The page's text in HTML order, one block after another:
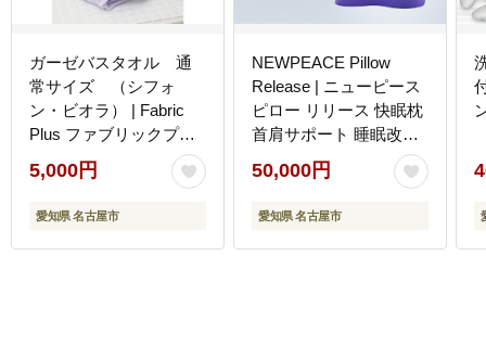
ガーゼバスタオル 通
常サイズ （シフォ
ン・ビオラ） | Fabric
Plus ファブリックプラ
ス ガーゼ バスタオル 綿
入り 綿100％ 涼感 軽量
通気性 吸水性 肌触り 快
洗える 日本製 送料無料
5,000円
愛知県 名古屋市
NEWPEACE Pillow
Release | ニューピース
ピロー リリース 快眠枕
首肩サポート 睡眠改善
リラックス 健康グッズ
人気 おすすめ 睡眠サポ
ート 快適素材 低反発 睡
屋市
50,000円
愛知県 名古屋市